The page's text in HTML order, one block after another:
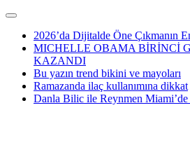
2026’da Dijitalde Öne Çıkmanın
MICHELLE OBAMA BİRİNCİ
KAZANDI
Bu yazın trend bikini ve mayoları
Ramazanda ilaç kullanımına dikkat
Danla Bilic ile Reynmen Miami’de